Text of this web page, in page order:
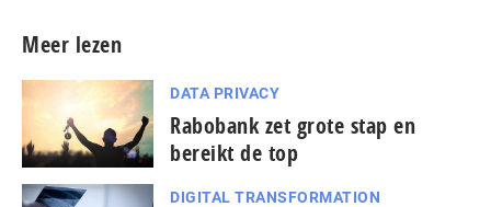
Meer lezen
DATA PRIVACY
Rabobank zet grote stap en
bereikt de top
DIGITAL TRANSFORMATION